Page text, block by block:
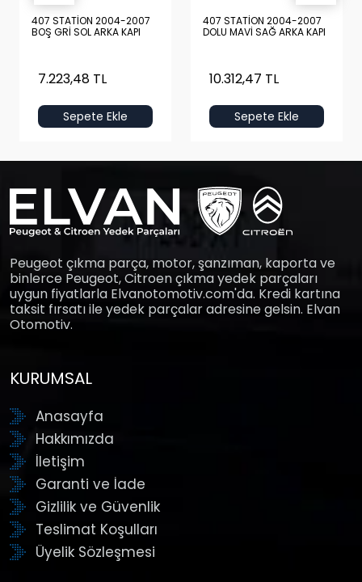
407 STATİON 2004-2007
BOŞ GRİ SOL ARKA KAPI
7.223,48 TL
Sepete Ekle
407 STATİON 2004-2007
DOLU MAVİ SAĞ ARKA KAPI
10.312,47 TL
Sepete Ekle
Peugeot çıkma parça, motor, şanzıman, kaporta ve
binlerce Peugeot, Citroen çıkma yedek parçaları
uygun fiyatlarla Elvanotomotiv.com'da. Kredi kartına
taksit fırsatı ile yedek parçalar adresine gelsin. Elvan
Otomotiv.
KURUMSAL
Anasayfa
Hakkımızda
İletişim
Garanti ve İade
Gizlilik ve Güvenlik
Teslimat Koşulları
Üyelik Sözleşmesi